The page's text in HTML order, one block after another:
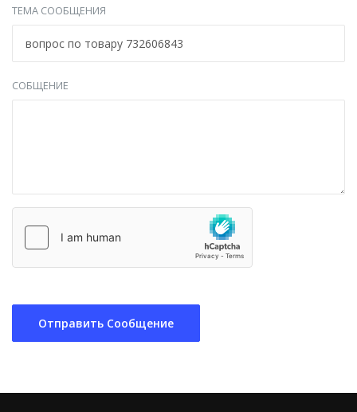
ТЕМА СООБЩЕНИЯ
СОБЩЕНИЕ
Отправить Сообщение